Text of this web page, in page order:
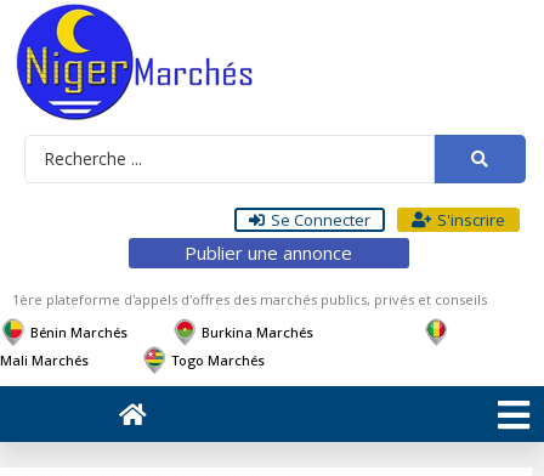
Se Connecter S'inscrire
Publier une annonce
1ère plateforme d'appels d'offres des marchés publics, privés et conseils
Bénin Marchés
Burkina Marchés
Mali Marchés
Togo Marchés